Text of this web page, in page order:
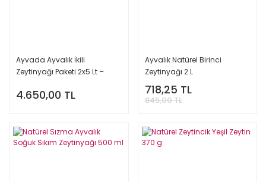
Ayvada Ayvalık İkili
Zeytinyağı Paketi 2x5 Lt –
4.650,00 TL
Ayvalık Natürel Birinci
Zeytinyağı 2 L
718,25 TL
845,00 TL